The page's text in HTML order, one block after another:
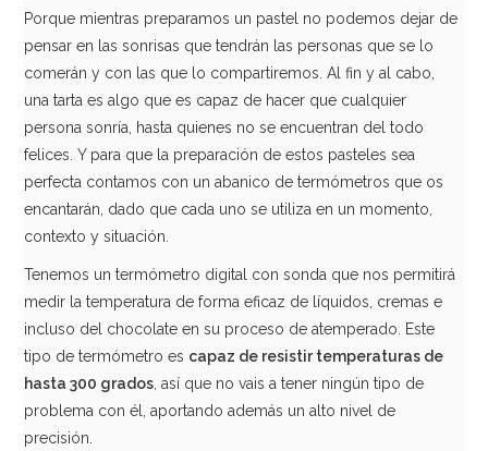
Porque mientras preparamos un pastel no podemos dejar de
pensar en las sonrisas que tendrán las personas que se lo
comerán y con las que lo compartiremos. Al fin y al cabo,
una tarta es algo que es capaz de hacer que cualquier
persona sonría, hasta quienes no se encuentran del todo
felices. Y para que la preparación de estos pasteles sea
perfecta contamos con un abanico de termómetros que os
encantarán, dado que cada uno se utiliza en un momento,
contexto y situación.
Tenemos un termómetro digital con sonda que nos permitirá
medir la temperatura de forma eficaz de líquidos, cremas e
incluso del chocolate en su proceso de atemperado. Este
tipo de termómetro es capaz de resistir temperaturas de
hasta 300 grados , así que no vais a tener ningún tipo de
problema con él, aportando además un alto nivel de
precisión.